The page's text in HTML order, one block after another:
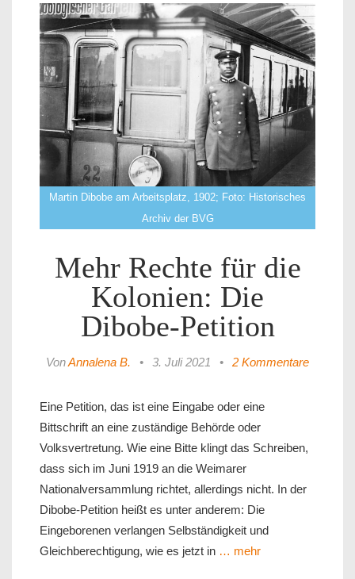
Martin Dibobe am Arbeitsplatz, 1902; Foto: Historisches
Archiv der BVG
Mehr Rechte für die
Kolonien: Die
Dibobe-Petition
VonAnnalena B. • 3. Juli 2021 • 2 Kommentare
Eine Petition, das ist eine Eingabe oder eine
Bittschrift an eine zuständige Behörde oder
Volksvertretung. Wie eine Bitte klingt das Schreiben,
dass sich im Juni 1919 an die Weimarer
Nationalversammlung richtet, allerdings nicht. In der
Dibobe-Petition heißt es unter anderem: Die
Eingeborenen verlangen Selbständigkeit und
Gleichberechtigung, wie es jetzt in … mehr